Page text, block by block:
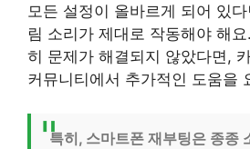
모든 설정이 올바르게 되어 있
림 소리가 제대로 작동해야 해
히 문제가 해결되지 않았다면,
커뮤니티에서 추가적인 도움을
특히, 스마트폰 재부팅은 종종